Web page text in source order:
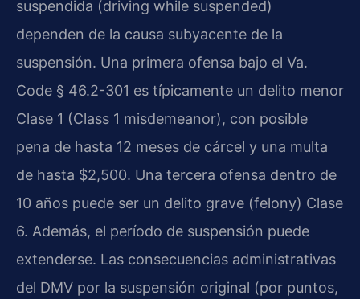
suspendida (driving while suspended)
dependen de la causa subyacente de la
suspensión. Una primera ofensa bajo el Va.
Code § 46.2-301 es típicamente un delito menor
Clase 1 (Class 1 misdemeanor), con posible
pena de hasta 12 meses de cárcel y una multa
de hasta $2,500. Una tercera ofensa dentro de
10 años puede ser un delito grave (felony) Clase
6. Además, el período de suspensión puede
extenderse. Las consecuencias administrativas
del DMV por la suspensión original (por puntos,